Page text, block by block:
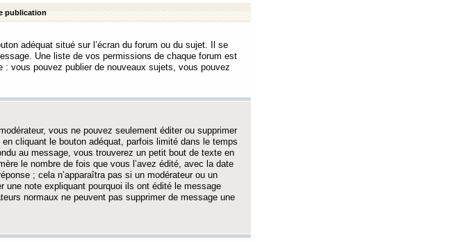
publication
adéquat situé sur l’écran du forum ou du sujet. Il se
Une liste de vos permissions de chaque forum est
: vous pouvez publier de nouveaux sujets, vous pouvez
vous ne pouvez seulement éditer ou supprimer
cliquant le bouton adéquat, parfois limité dans le temps
au message, vous trouverez un petit bout de texte en
le nombre de fois que vous l’avez édité, avec la date
; cela n’apparaîtra pas si un modérateur ou un
une note expliquant pourquoi ils ont édité le message
normaux ne peuvent pas supprimer de message une